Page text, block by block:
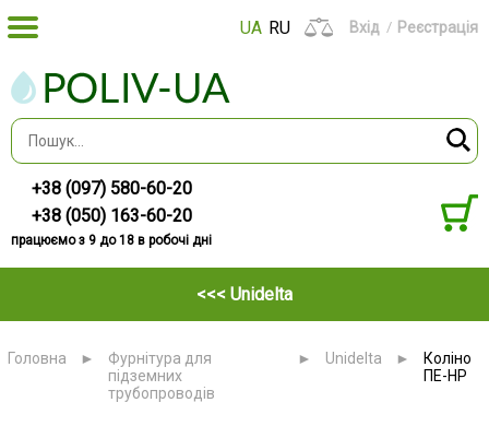
UA RU Вхід Реєстрація
+38 (097) 580-60-20
+38 (050) 163-60-20
працюємо з 9 до 18 в робочі дні
<<< Unidelta
Головна ►
Фурнітура для
підземних
трубопроводів
► Unidelta ►
Коліно
ПЕ-НР